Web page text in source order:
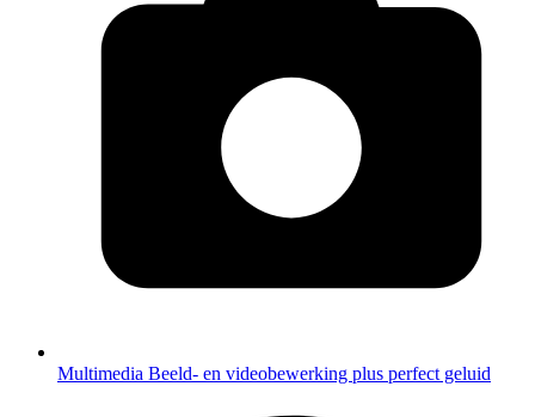
Multimedia Beeld- en videobewerking plus perfect geluid